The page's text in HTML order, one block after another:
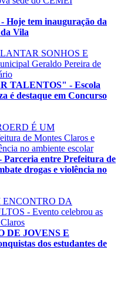
tem inauguração da
Vila
TALENTOS" - Escola
é destaque em Concurso
entre Prefeitura de
drogas e violência no
DE JOVENS E
dos estudantes de